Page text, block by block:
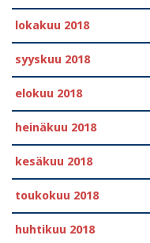
lokakuu 2018
syyskuu 2018
elokuu 2018
heinäkuu 2018
kesäkuu 2018
toukokuu 2018
huhtikuu 2018